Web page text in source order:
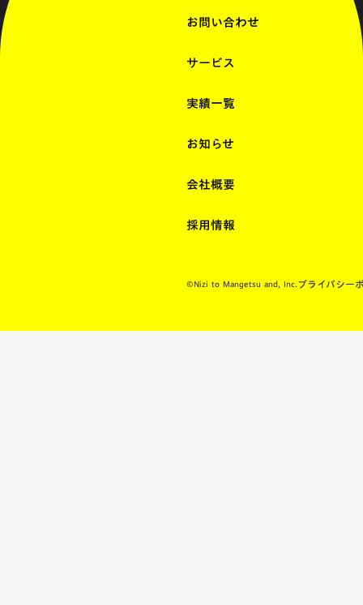
お問い合わせ
サービス
実績一覧
お知らせ
会社概要
採用情報
©Nizi to Mangetsu and, Inc.プライバシー